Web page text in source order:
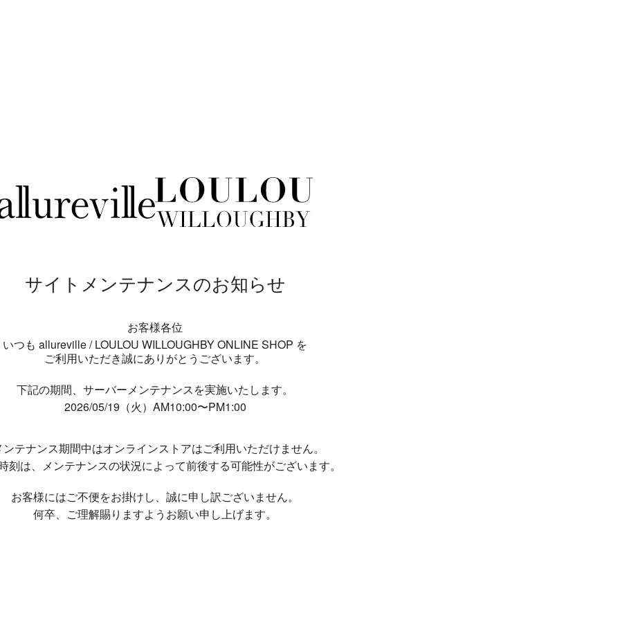
サイトメンテナンスのお知らせ
お客様各位
いつも allureville / LOULOU WILLOUGHBY ONLINE SHOP を
ご利用いただき誠にありがとうございます。
下記の期間、サーバーメンテナンスを実施いたします。
2026/05/19（火）AM10:00〜PM1:00
ンテナンス期間中はオンラインストアはご利用いただけません。
刻は、メンテナンスの状況によって前後する可能性がございます。
お客様にはご不便をお掛けし、 誠に申し訳ございません。
何卒、ご理解賜りますようお願い申し上げます。